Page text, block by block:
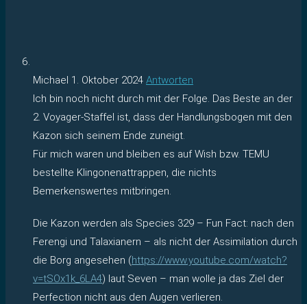
Michael 1. Oktober 2024 Antworten
Ich bin noch nicht durch mit der Folge. Das Beste an der
2. Voyager-Staffel ist, dass der Handlungsbogen mit den
Kazon sich seinem Ende zuneigt.
Für mich waren und bleiben es auf Wish bzw. TEMU
bestellte Klingonenattrappen, die nichts
Bemerkenswertes mitbringen.
Die Kazon werden als Species 329 – Fun Fact: nach den
Ferengi und Talaxianern – als nicht der Assimilation durch
die Borg angesehen (https://www.youtube.com/watch?
v=tSOx1k_6LA4) laut Seven – man wolle ja das Ziel der
Perfection nicht aus den Augen verlieren.